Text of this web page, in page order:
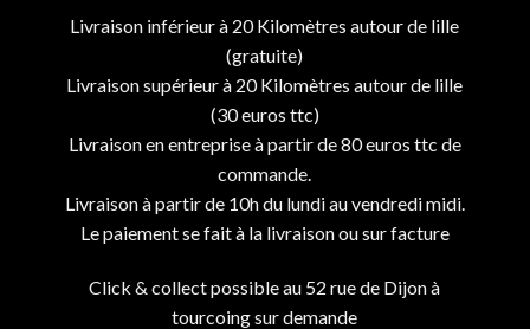
Livraison inférieur à 20 Kilomètres autour de lille
(gratuite)
Livraison supérieur à 20 Kilomètres autour de lille
(30 euros ttc)
Livraison en entreprise à partir de 80 euros ttc de
commande.
Livraison à partir de 10h du lundi au vendredi midi.
Le paiement se fait à la livraison ou sur facture
Click & collect possible au 52 rue de Dijon à
tourcoing sur demande